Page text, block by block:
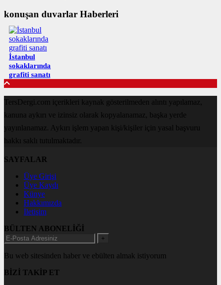
konuşan duvarlar Haberleri
İstanbul
sokaklarında
grafiti sanatı
TersDergi.com içerikleri kaynak gösterilmeden alıntı yapılamaz,
kanuna aykırı ve izinsiz olarak kopyalanamaz, başka yerde
yayınlanamaz. Aykırı işlem yapan kişi/kişiler için yasal başvuru
hakkı saklı tutulmaktadır.
SAYFALAR
Üye Girişi
Üye Kaydı
Künye
Hakkımızda
İletişim
BÜLTEN ABONELİĞİ
+
Bu web sitesinden haber ve ebülten almak istiyorum
BİZİ TAKİP ET